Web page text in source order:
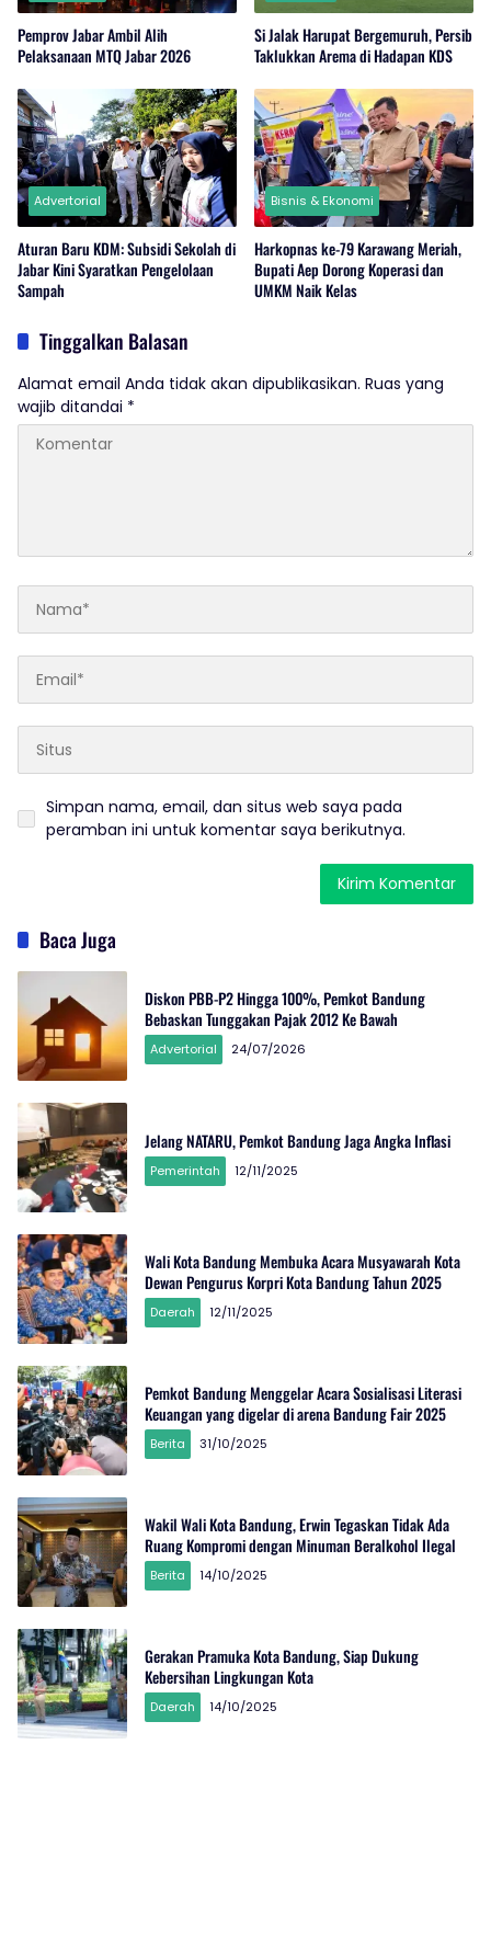
Pemprov Jabar Ambil Alih
Pelaksanaan MTQ Jabar 2026
Si Jalak Harupat Bergemuruh, Persib
Taklukkan Arema di Hadapan KDS
Advertorial
Aturan Baru KDM: Subsidi Sekolah di
Jabar Kini Syaratkan Pengelolaan
Sampah
Bisnis & Ekonomi
Harkopnas ke-79 Karawang Meriah,
Bupati Aep Dorong Koperasi dan
UMKM Naik Kelas
Tinggalkan Balasan
Alamat email Anda tidak akan dipublikasikan. Ruas yang
wajib ditandai *
Simpan nama, email, dan situs web saya pada
peramban ini untuk komentar saya berikutnya.
Baca Juga
Diskon PBB-P2 Hingga 100%, Pemkot Bandung
Bebaskan Tunggakan Pajak 2012 Ke Bawah
Advertorial 24/07/2026
Jelang NATARU, Pemkot Bandung Jaga Angka Inflasi
Pemerintah 12/11/2025
Wali Kota Bandung Membuka Acara Musyawarah Kota
Dewan Pengurus Korpri Kota Bandung Tahun 2025
Daerah 12/11/2025
Pemkot Bandung Menggelar Acara Sosialisasi Literasi
Keuangan yang digelar di arena Bandung Fair 2025
Berita 31/10/2025
Wakil Wali Kota Bandung, Erwin Tegaskan Tidak Ada
Ruang Kompromi dengan Minuman Beralkohol Ilegal
Berita 14/10/2025
Gerakan Pramuka Kota Bandung, Siap Dukung
Kebersihan Lingkungan Kota
Daerah 14/10/2025